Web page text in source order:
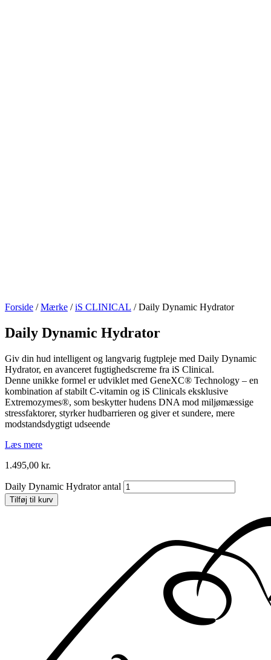
Forside /Mærke /iS CLINICAL / Daily Dynamic Hydrator
Daily Dynamic Hydrator
Giv din hud intelligent og langvarig fugtpleje med Daily Dynamic
Hydrator, en avanceret fugtighedscreme fra iS Clinical.
Denne unikke formel er udviklet med GeneXC® Technology – en
kombination af stabilt C-vitamin og iS Clinicals eksklusive
Extremozymes®, som beskytter hudens DNA mod miljømæssige
stressfaktorer, styrker hudbarrieren og giver et sundere, mere
modstandsdygtigt udseende
Læs mere
1.495,00 kr.
Daily Dynamic Hydrator antal
Tilføj til kurv